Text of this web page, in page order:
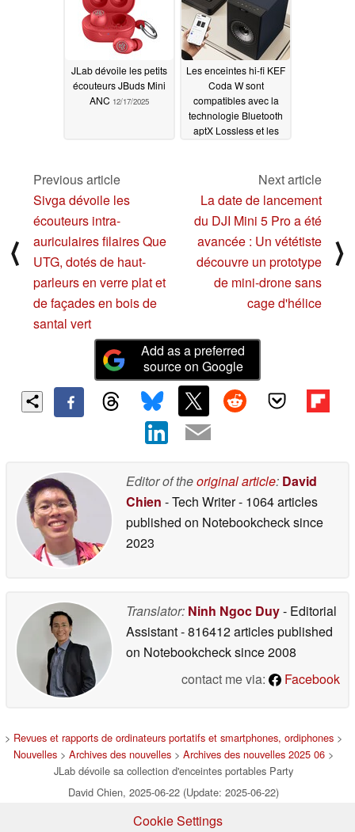
JLab dévoile les petits
écouteurs JBuds Mini
ANC 12/17/2025
Les enceintes hi-fi KEF
Coda W sont
compatibles avec la
technologie Bluetooth
aptX Lossless et les
⟨
Previous article
Sivga dévoile les
écouteurs intra-
auriculaires filaires Que
UTG, dotés de haut-
parleurs en verre plat et
de façades en bois de
santal vert
Next article
La date de lancement
du DJI Mini 5 Pro a été
avancée : Un vététiste
découvre un prototype
de mini-drone sans
cage d'hélice
⟩
Add as a preferred
source on Google
Editor of theoriginal article: David
Chien - Tech Writer- 1064 articles
published on Notebookchecksince
2023
Translator: Ninh Ngoc Duy- Editorial
Assistant- 816412 articles published
on Notebookchecksince 2008
contact me via:
Facebook
> Revues et rapports de ordinateurs portatifs et smartphones, ordiphones >
Nouvelles > Archives des nouvelles > Archives des nouvelles 2025 06 >
JLab dévoile sa collection d'enceintes portables Party
David Chien, 2025-06-22 (Update: 2025-06-22)
Cookie Settings